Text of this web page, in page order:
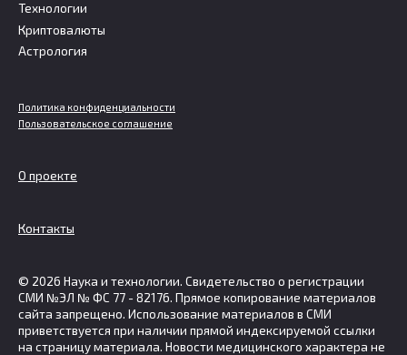
Технологии
Криптовалюты
Астрология
Политика конфиденциальности
Пользовательское соглашение
О проекте
Контакты
© 2026 Наука и технологии. Свидетельство о регистрации
СМИ №ЭЛ № ФС 77 - 82176. Прямое копирование материалов
сайта запрещено. Использование материалов в СМИ
приветствуется при наличии прямой индексируемой ссылки
на страницу материала. Новости медицинского характера не